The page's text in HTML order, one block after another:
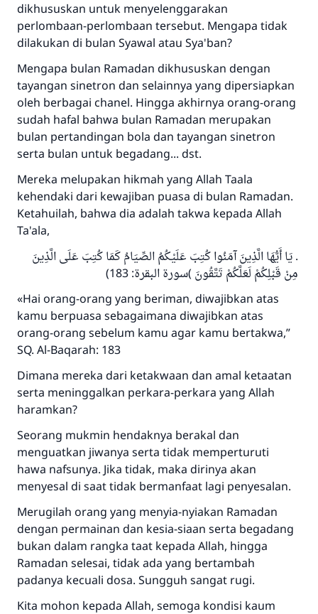
dikhususkan untuk menyelenggarakan
perlombaan-perlombaan tersebut. Mengapa tidak
dilakukan di bulan Syawal atau Sya'ban?
Mengapa bulan Ramadan dikhususkan dengan
tayangan sinetron dan selainnya yang dipersiapkan
oleh berbagai chanel. Hingga akhirnya orang-orang
sudah hafal bahwa bulan Ramadan merupakan
bulan pertandingan bola dan tayangan sinetron
serta bulan untuk begadang... dst.
Mereka melupakan hikmah yang Allah Taala
kehendaki dari kewajiban puasa di bulan Ramadan.
Ketahuilah, bahwa dia adalah takwa kepada Allah
Ta'ala,
. يَا أَيُّهَا الَّذِينَ آمَنُوا كُتِبَ عَلَيْكُمُ الصِّيَامُ كَمَا كُتِبَ عَلَى الَّذِينَ
مِنْ قَبْلِكُمْ لَعَلَّكُمْ تَتَّقُونَ )سورة البقرة: 183)
«Hai orang-orang yang beriman, diwajibkan atas
kamu berpuasa sebagaimana diwajibkan atas
orang-orang sebelum kamu agar kamu bertakwa,”
SQ. Al-Baqarah: 183
Dimana mereka dari ketakwaan dan amal ketaatan
serta meninggalkan perkara-perkara yang Allah
haramkan?
Seorang mukmin hendaknya berakal dan
menguatkan jiwanya serta tidak memperturuti
hawa nafsunya. Jika tidak, maka dirinya akan
menyesal di saat tidak bermanfaat lagi penyesalan.
Merugilah orang yang menyia-nyiakan Ramadan
dengan permainan dan kesia-siaan serta begadang
bukan dalam rangka taat kepada Allah, hingga
Ramadan selesai, tidak ada yang bertambah
padanya kecuali dosa. Sungguh sangat rugi.
Kita mohon kepada Allah, semoga kondisi kaum